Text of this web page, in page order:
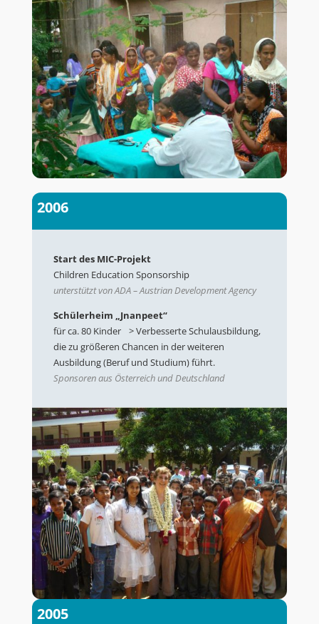
2006
Start des MIC-Projekt
Children Education Sponsorship
unterstützt von ADA – Austrian Development Agency
Schülerheim „Jnanpeet“
für ca. 80 Kinder > Verbesserte Schulausbildung,
die zu größeren Chancen in der weiteren
Ausbildung (Beruf und Studium) führt.
Sponsoren aus Österreich und Deutschland
2005